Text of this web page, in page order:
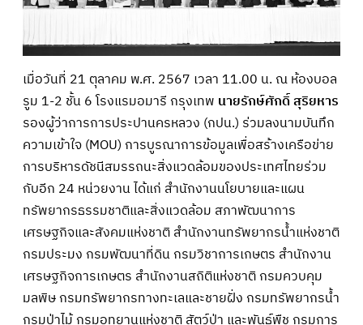
เมื่อวันที่ 21 ตุลาคม พ.ศ. 2567 เวลา 11.00 น. ณ ห้องบอล
รูม 1-2 ชั้น 6 โรงแรมอมารี กรุงเทพ นายรักษ์ศักดิ์ สุริยหาร
รองผู้ว่าการการประปานครหลวง (กปน.) ร่วมลงนามบันทึก
ความเข้าใจ (MOU) การบูรณาการข้อมูลเพื่อสร้างเครือข่าย
การบริหารดัชนีสมรรถนะสิ่งแวดล้อมของประเทศไทยร่วม
กับอีก 24 หน่วยงาน ได้แก่ สำนักงานนโยบายและแผน
ทรัพยากรธรรมชาติและสิ่งแวดล้อม สภาพัฒนาการ
เศรษฐกิจและสังคมแห่งชาติ สำนักงานทรัพยากรน้ำแห่งชาติ
กรมประมง กรมพัฒนาที่ดิน กรมวิชาการเกษตร สำนักงาน
เศรษฐกิจการเกษตร สำนักงานสถิติแห่งชาติ กรมควบคุม
มลพิษ กรมทรัพยากรทางทะเลและชายฝั่ง กรมทรัพยากรน้ำ